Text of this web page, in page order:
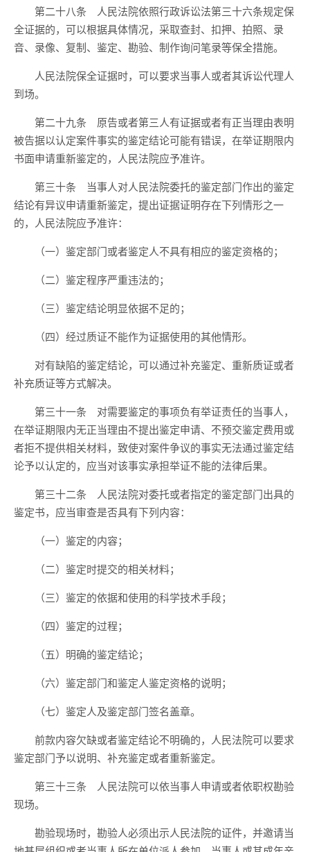
第二十八条 人民法院依照行政诉讼法第三十六条规定保
全证据的，可以根据具体情况，采取查封、扣押、拍照、录
音、录像、复制、鉴定、勘验、制作询问笔录等保全措施。
人民法院保全证据时，可以要求当事人或者其诉讼代理人
到场。
第二十九条 原告或者第三人有证据或者有正当理由表明
被告据以认定案件事实的鉴定结论可能有错误，在举证期限内
书面申请重新鉴定的，人民法院应予准许。
第三十条 当事人对人民法院委托的鉴定部门作出的鉴定
结论有异议申请重新鉴定，提出证据证明存在下列情形之一
的，人民法院应予准许：
（一）鉴定部门或者鉴定人不具有相应的鉴定资格的；
（二）鉴定程序严重违法的；
（三）鉴定结论明显依据不足的；
（四）经过质证不能作为证据使用的其他情形。
对有缺陷的鉴定结论，可以通过补充鉴定、重新质证或者
补充质证等方式解决。
第三十一条 对需要鉴定的事项负有举证责任的当事人，
在举证期限内无正当理由不提出鉴定申请、不预交鉴定费用或
者拒不提供相关材料，致使对案件争议的事实无法通过鉴定结
论予以认定的，应当对该事实承担举证不能的法律后果。
第三十二条 人民法院对委托或者指定的鉴定部门出具的
鉴定书，应当审查是否具有下列内容：
（一）鉴定的内容；
（二）鉴定时提交的相关材料；
（三）鉴定的依据和使用的科学技术手段；
（四）鉴定的过程；
（五）明确的鉴定结论；
（六）鉴定部门和鉴定人鉴定资格的说明；
（七）鉴定人及鉴定部门签名盖章。
前款内容欠缺或者鉴定结论不明确的，人民法院可以要求
鉴定部门予以说明、补充鉴定或者重新鉴定。
第三十三条 人民法院可以依当事人申请或者依职权勘验
现场。
勘验现场时，勘验人必须出示人民法院的证件，并邀请当